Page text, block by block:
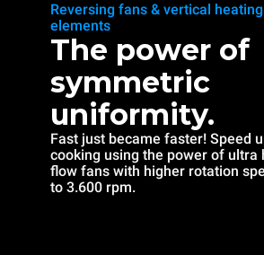
Reversing fans & vertical heating
elements
The power of
symmetric
uniformity.
Fast just became faster! Speed
cooking using the power of ultra
flow fans with higher rotation
to 3.600 rpm.